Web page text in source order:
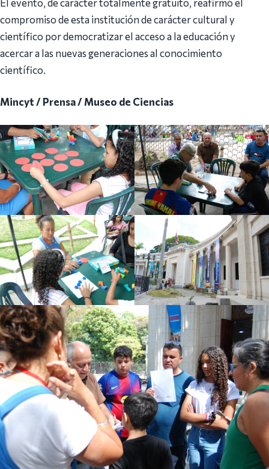
compromiso de esta institución de carácter cultural y
científico por democratizar el acceso a la educación y
acercar a las nuevas generaciones al conocimiento
científico.
Mincyt / Prensa / Museo de Ciencias